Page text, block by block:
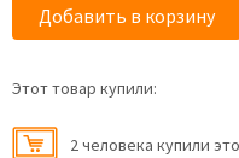
Добавить в корзину
Этот товар купили:
2 человекa купили